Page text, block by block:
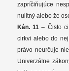
zapríčiňujúce
nulitný alebo že
Kán. 11 – Čisto
cirkvi alebo do
právo neurčuje
Univerzálne